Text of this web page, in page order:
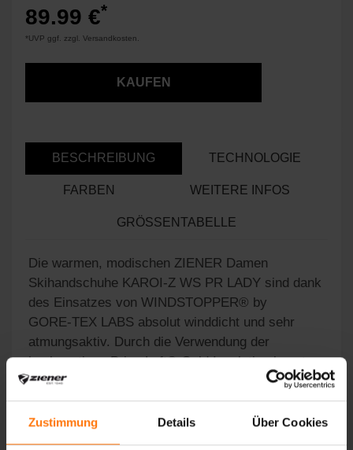
Zustimmung Details Über Cookies
89.99 €*
*UVP ggf. zzgl. Versandkosten.
KAUFEN
BESCHREIBUNG TECHNOLOGIE
FARBEN WEITERE INFOS
GRÖSSENTABELLE
Die warmen, modischen ZIENER Damen
Skihandschuhe KAROI-Z WS PR LADY sind dank
des Einsatzes von WINDSTOPPER® by
GORE‑TEX LABS absolut winddicht und sehr
atmungsaktiv. Durch die Verwendung der
hochwertigen PrimaLoft® Gold Insulation beugt
der Handschuh zuverlässig der Kälte vor. Das
weiche Softshell-Material garantiert eine
hochwertige Ausstattung mit viel Flexibilität. Das